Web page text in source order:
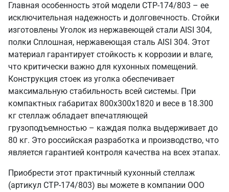
Главная особенность этой модели СТР-174/803 – ее
исключительная надежность и долговечность. Стойки
изготовлены Уголок из нержавеющей стали AISI 304,
полки Сплошная, нержавеющая сталь AISI 304. Этот
материал гарантирует стойкость к коррозии и влаге,
что критически важно для кухонных помещений.
Конструкция стоек из уголка обеспечивает
максимальную стабильность всей системы. При
компактных габаритах 800х300х1820 и весе в 18.300
кг стеллаж обладает впечатляющей
грузоподъемностью – каждая полка выдерживает до
80 кг. Это российская разработка и производство, что
является гарантией контроля качества на всех этапах.
Приобрести этот практичный кухонный стеллаж
(артикул СТР-174/803) вы можете в компании ООО